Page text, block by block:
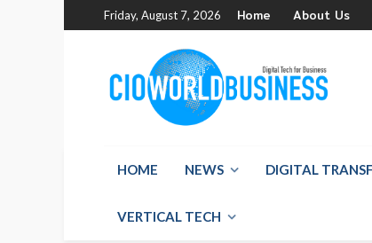
Friday, August 7, 2026 Home About Us
HOME NEWS DIGITAL
VERTICAL TECH